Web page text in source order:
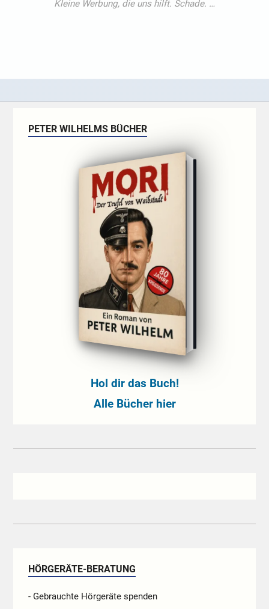
PETER WILHELMS BÜCHER
Hol dir das Buch!
Alle Bücher hier
HÖRGERÄTE-BERATUNG
- Gebrauchte Hörgeräte spenden